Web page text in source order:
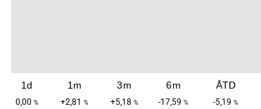
1d
0,00 %
1m
+2,81 %
3m
+5,18 %
6m
-17,59 %
ÅTD
-5,19 %